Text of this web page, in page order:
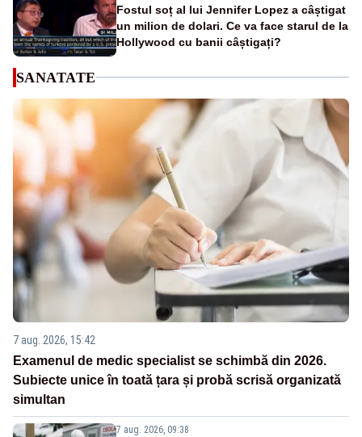
Fostul soț al lui Jennifer Lopez a câștigat
un milion de dolari. Ce va face starul de la
Hollywood cu banii câștigați?
SANATATE
7 aug. 2026, 15:42
Examenul de medic specialist se schimbă din 2026.
Subiecte unice în toată țara și probă scrisă organizată
simultan
7 aug. 2026, 09:38